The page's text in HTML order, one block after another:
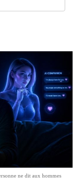
ne dit aux hommes